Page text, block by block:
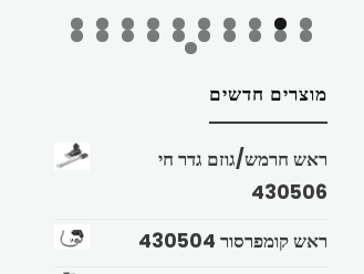
מוצרים חדשים
ראש חרמש/גוזם גדר חי
430506
ראש קומפרסור 430504